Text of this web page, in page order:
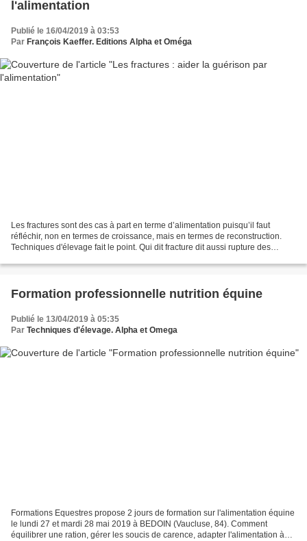
l'alimentation
Publié le 16/04/2019 à 03:53
Par François Kaeffer. Editions Alpha et Oméga
Les fractures sont des cas à part en terme d’alimentation puisqu’il faut
réfléchir, non en termes de croissance, mais en termes de reconstruction.
Techniques d'élevage fait le point. Qui dit fracture dit aussi rupture des
Formation professionnelle nutrition équine
Publié le 13/04/2019 à 05:35
Par Techniques d'élevage. Alpha et Omega
Formations Equestres propose 2 jours de formation sur l'alimentation équine
le lundi 27 et mardi 28 mai 2019 à BEDOIN (Vaucluse, 84). Comment
équilibrer une ration, gérer les soucis de carence, adapter l'alimentation à